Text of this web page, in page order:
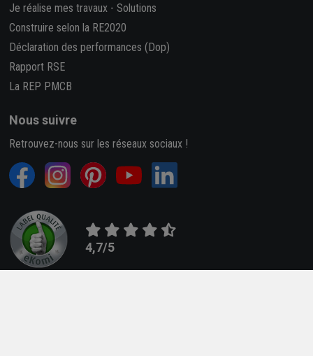
Je réalise mes travaux - Solutions
Construire selon la RE2020
Déclaration des performances (Dop)
Rapport RSE
La REP PMCB
Nous suivre
Retrouvez-nous sur les réseaux sociaux !
4,7/5